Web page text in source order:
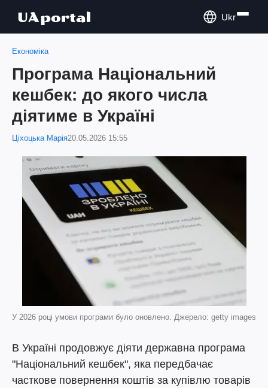
Ukr
Економіка
Програма Національний
кешбек: до якого числа
діятиме в Україні
Ціхоцька Марія20.05.2026 15:55
У 2026 році умови програми було оновлено. Джерело: getty images
В Україні продовжує діяти державна програма
"Національний кешбек", яка передбачає
часткове повернення коштів за купівлю товарів